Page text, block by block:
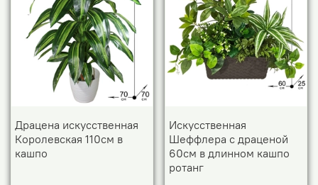
Драцена искусственная
Королевская 110см в
кашпо
Искусственная
Шеффлера с драценой
60см в длинном кашпо
ротанг